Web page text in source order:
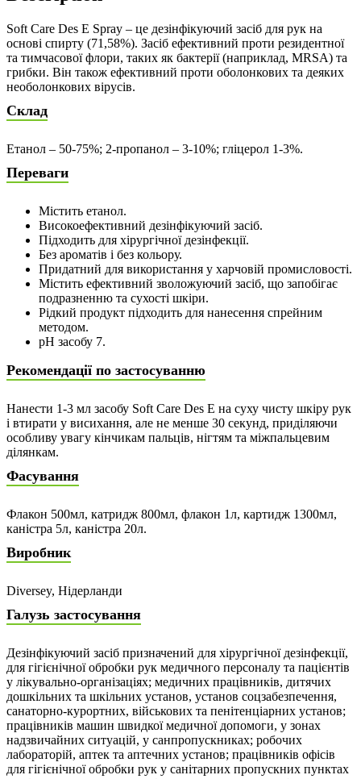
Soft Care Des E Spray – це дезінфікуючий засіб для рук на
основі спирту (71,58%). Засіб ефективний проти резидентної
та тимчасової флори, таких як бактерії (наприклад, MRSA) та
грибки. Він також ефективний проти оболонкових та деяких
необолонкових вірусів.
Склад
Етанол – 50-75%; 2-пропанол – 3-10%; гліцерол 1-3%.
Переваги
Містить етанол.
Високоефективний дезінфікуючий засіб.
Підходить для хірургічної дезінфекції.
Без ароматів і без кольору.
Придатний для використання у харчовій промисловості.
Містить ефективний зволожуючий засіб, що запобігає
подразненню та сухості шкіри.
Рідкий продукт підходить для нанесення спрейним
методом.
рН засобу 7.
Рекомендації по застосуванню
Нанести 1-3 мл засобу Soft Care Des E на суху чисту шкіру рук
і втирати у висихання, але не менше 30 секунд, приділяючи
особливу увагу кінчикам пальців, нігтям та міжпальцевим
ділянкам.
Фасування
Флакон 500мл, катридж 800мл, флакон 1л, картидж 1300мл,
каністра 5л, каністра 20л.
Виробник
Diversey, Нідерланди
Галузь застосування
Дезінфікуючий засіб призначений для хірургічної дезінфекції,
для гігієнічної обробки рук медичного персоналу та пацієнтів
у лікувально-організаціях; медичних працівників, дитячих
дошкільних та шкільних установ, установ соцзабезпечення,
санаторно-курортних, військових та пенітенціарних установ;
працівників машин швидкої медичної допомоги, у зонах
надзвичайних ситуацій, у санпропускниках; робочих
лабораторій, аптек та аптечних установ; працівників офісів
для гігієнічної обробки рук у санітарних пропускних пунктах